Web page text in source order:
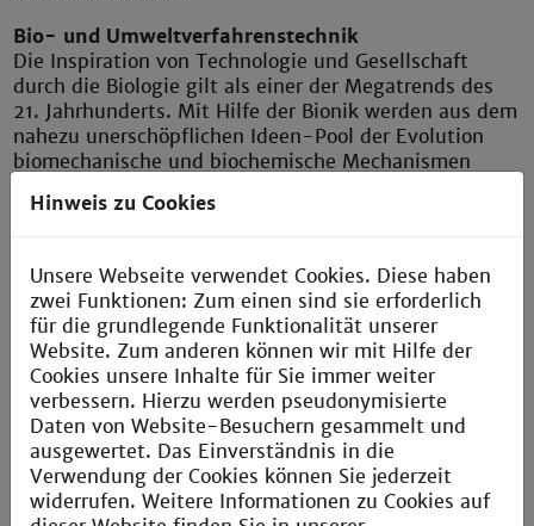
Bio- und Umweltverfahrenstechnik
Die Inspiration von Technologie und Gesellschaft
durch die Biologie gilt als einer der Megatrends des
21. Jahrhunderts. Mit Hilfe der Bionik werden aus dem
nahezu unerschöpflichen Ideen-Pool der Evolution
biomechanische und biochemische Mechanismen
Verfahrenstechnik übertragen. Der Umgang mit
Denkweise als die klassische Chemie sie vorgibt. Der
Einstieg in eine biobasierte Wirtschaft wird in
Wahlfächern vermittelt.
Regenerative Energien
Regenerative Energien und erneuerbare
Energiequellen sorgen für eine zukunftsfähige und
umweltfreundliche Energieversorgung. Fachkräfte aus
diesem Bereich werden zunehmend nachgefragt. Die
Fakultät V trägt dieser Entwicklung Rechnung durch
entsprechende Lehrveranstaltungen und
Hinweis zu Cookies
Unsere Webseite verwendet Cookies. Diese haben
zwei Funktionen: Zum einen sind sie erforderlich
für die grundlegende Funktionalität unserer
Website. Zum anderen können wir mit Hilfe der
Cookies unsere Inhalte für Sie immer weiter
verbessern. Hierzu werden pseudonymisierte
Daten von Website-Besuchern gesammelt und
ausgewertet. Das Einverständnis in die
Verwendung der Cookies können Sie jederzeit
widerrufen. Weitere Informationen zu Cookies auf